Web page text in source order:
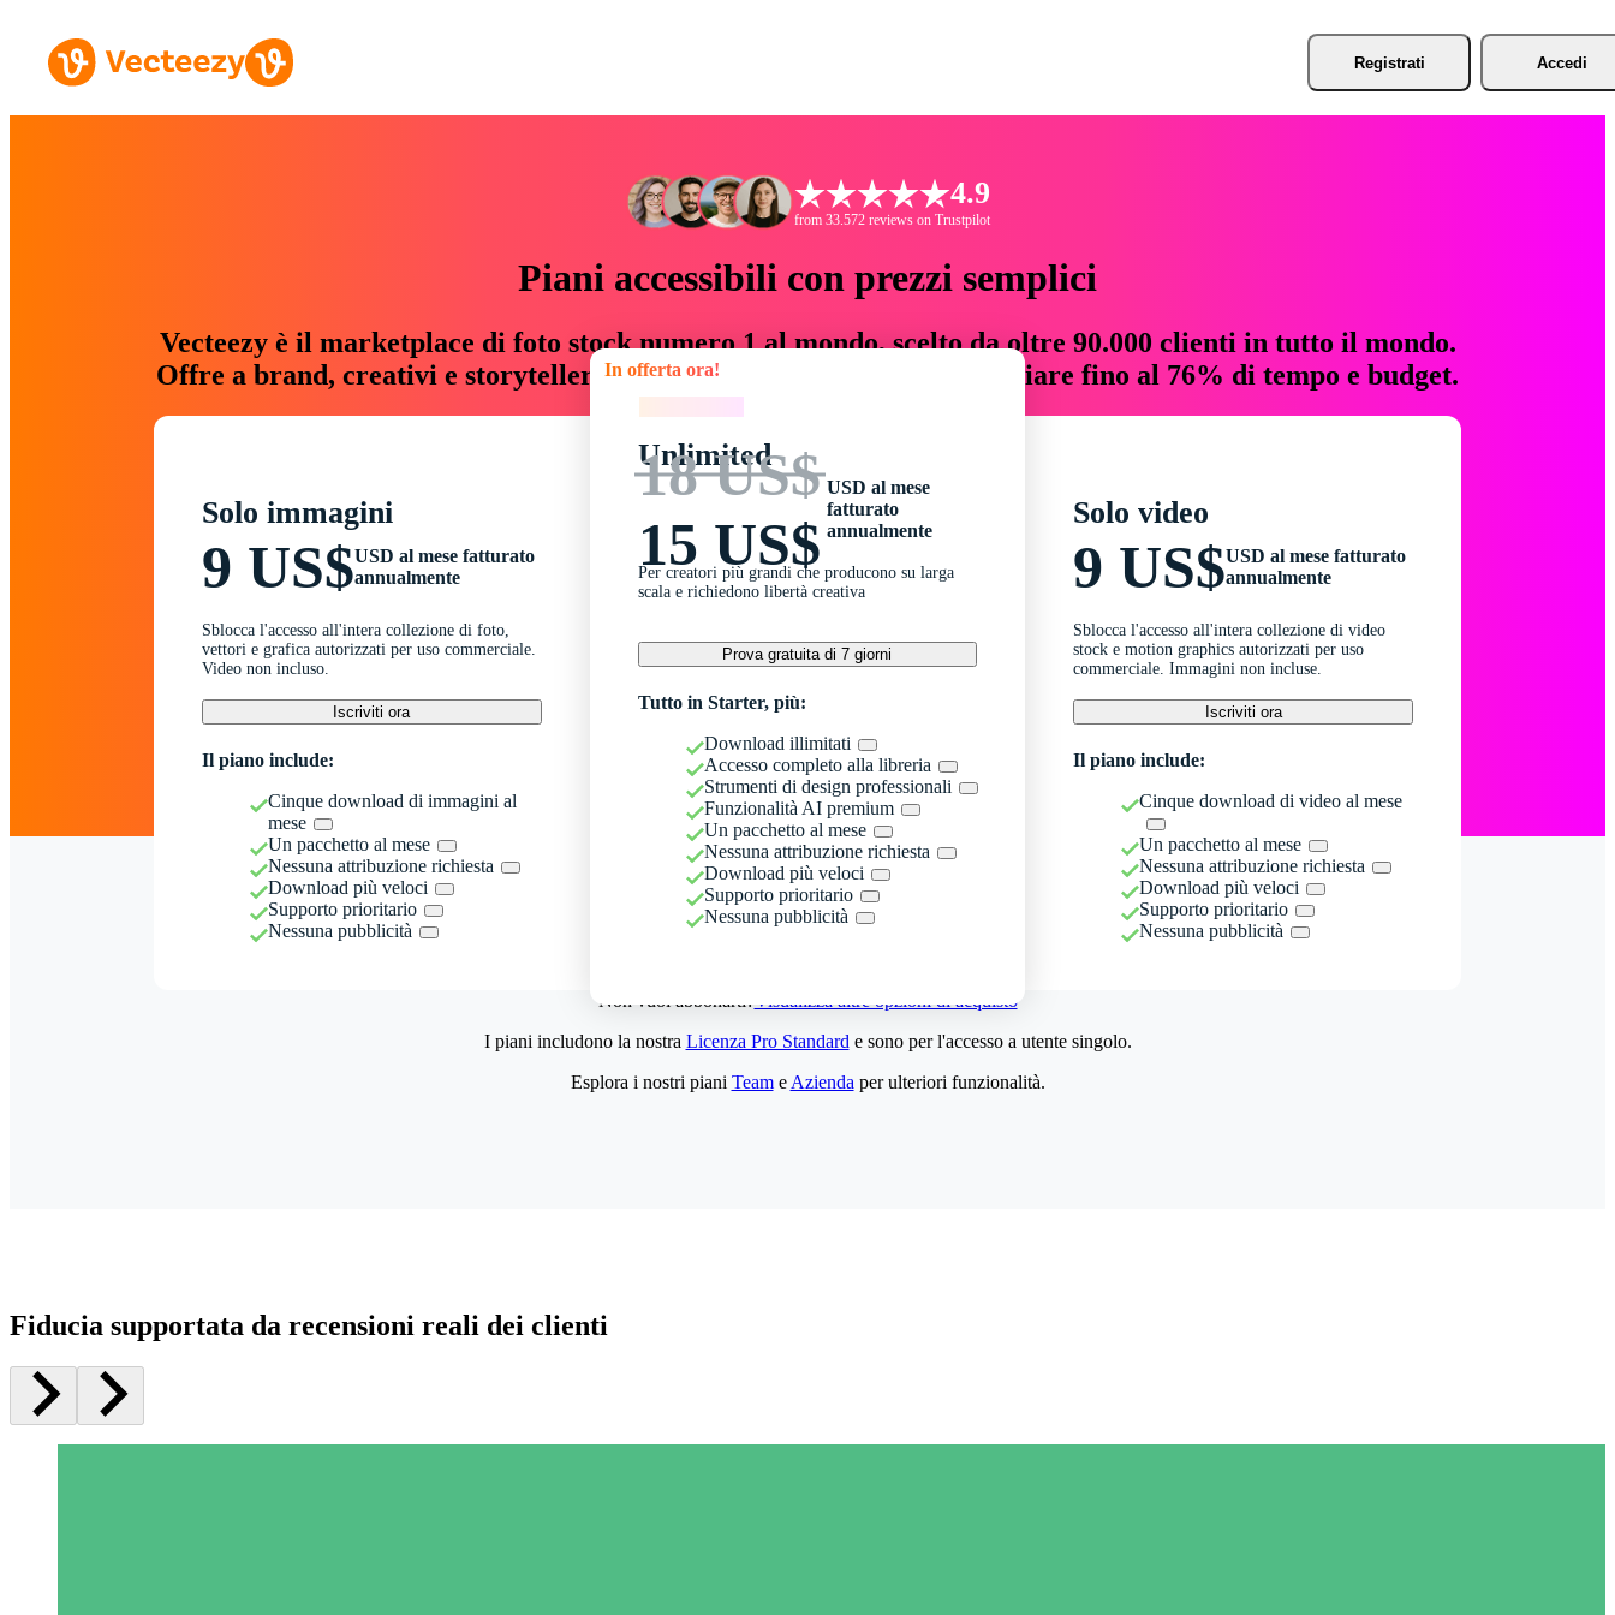
Registrati Accedi
4.9
from 33.572 reviews on Trustpilot
Piani accessibili con prezzi semplici
Vecteezy è il marketplace di foto stock numero 1 al mondo, scelto da oltre 90.000 clienti in tutto il mondo.
Offre a brand, creativi e storyteller risorse creative che fanno risparmiare fino al 76% di tempo e budget.
Solo immagini
9 US$USD al mese fatturato
annualmente
Sblocca l'accesso all'intera collezione di foto,
vettori e grafica autorizzati per uso commerciale.
Video non incluso.
Iscriviti ora
Il piano include:
Cinque download di immagini al
mese
Un pacchetto al mese
Nessuna attribuzione richiesta
Download più veloci
Supporto prioritario
Nessuna pubblicità
In offerta ora!
Unlimited
18 US$
15 US$
USD al mese
fatturato
annualmente
Per creatori più grandi che producono su larga
scala e richiedono libertà creativa
Prova gratuita di 7 giorni
Tutto in Starter, più:
Download illimitati
Accesso completo alla libreria
Strumenti di design professionali
Funzionalità AI premium
Un pacchetto al mese
Nessuna attribuzione richiesta
Download più veloci
Supporto prioritario
Nessuna pubblicità
Solo video
9 US$USD al mese fatturato
annualmente
Sblocca l'accesso all'intera collezione di video
stock e motion graphics autorizzati per uso
commerciale. Immagini non incluse.
Iscriviti ora
Il piano include:
Cinque download di video al mese
Un pacchetto al mese
Nessuna attribuzione richiesta
Download più veloci
Supporto prioritario
Nessuna pubblicità
Non vuoi abbonarti?Visualizza altre opzioni di acquisto
I piani includono la nostra Licenza Pro Standard e sono per l'accesso a utente singolo.
Esplora i nostri piani Teame Azienda per ulteriori funzionalità.
Fiducia supportata da recensioni reali dei clienti